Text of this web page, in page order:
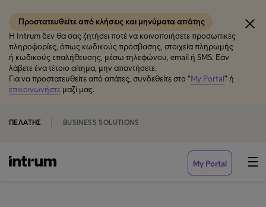
Προστατευθείτε από κλήσεις και μηνύματα απάτης
Η Intrum δεν θα σας ζητήσει ποτέ να κοινοποιήσετε προσωπικές
πληροφορίες, όπως κωδικούς πρόσβασης, στοιχεία πληρωμής
ή κωδικούς επαλήθευσης, μέσω τηλεφώνου, email ή SMS. Εάν
λάβετε ένα τέτοιο αίτημα, μην απαντήσετε.
Για να προστατευθείτε από απάτες, συνδεθείτε στο "My Portal" ή
επικοινωνήστε μαζί μας.
ΠΕΛΆΤΗΣ BUSINESS SOLUTIONS
My Portal